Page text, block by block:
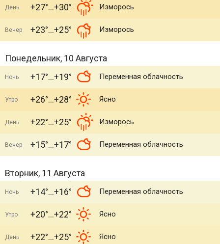
День +27° +30° Изморось
Вечер +23° +25° Изморось
Понедельник, 10 Августа
Ночь +17° +19° Переменная облачность
Утро +26° +28° Ясно
День +22° +25° Изморось
Вечер +15° +17° Переменная облачность
Вторник, 11 Августа
Ночь +14° +16° Переменная облачность
Утро +20° +22° Ясно
День +22° +25° Ясно